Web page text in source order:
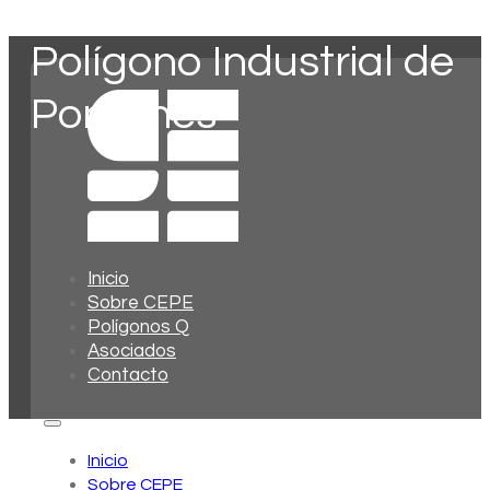
Inicio
Sobre CEPE
Polígonos Q
Asociados
Contacto
Inicio
Sobre CEPE
Polígono Industrial de
Pontones